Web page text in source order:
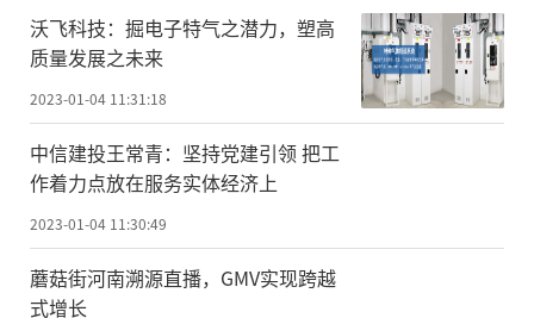
沃飞科技：掘电子特气之潜力，塑高
质量发展之未来
2023-01-04 11:31:18
中信建投王常青：坚持党建引领 把工
作着力点放在服务实体经济上
2023-01-04 11:30:49
蘑菇街河南溯源直播，GMV实现跨越
式增长